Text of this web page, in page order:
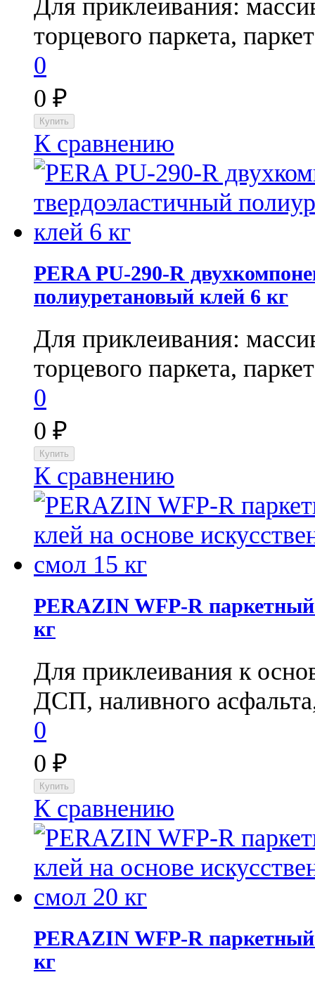
Для приклеивания:
торцевого паркета,
0
0 ₽
К сравнению
PERA PU-290-R​
полиуретановый клей 6 кг
Для приклеивания:
торцевого паркета,
0
0 ₽
К сравнению
PERAZIN WFP-R паркетный
кг
Для приклеивания к
ДСП, наливного
0
0 ₽
К сравнению
PERAZIN WFP-R паркетный
кг